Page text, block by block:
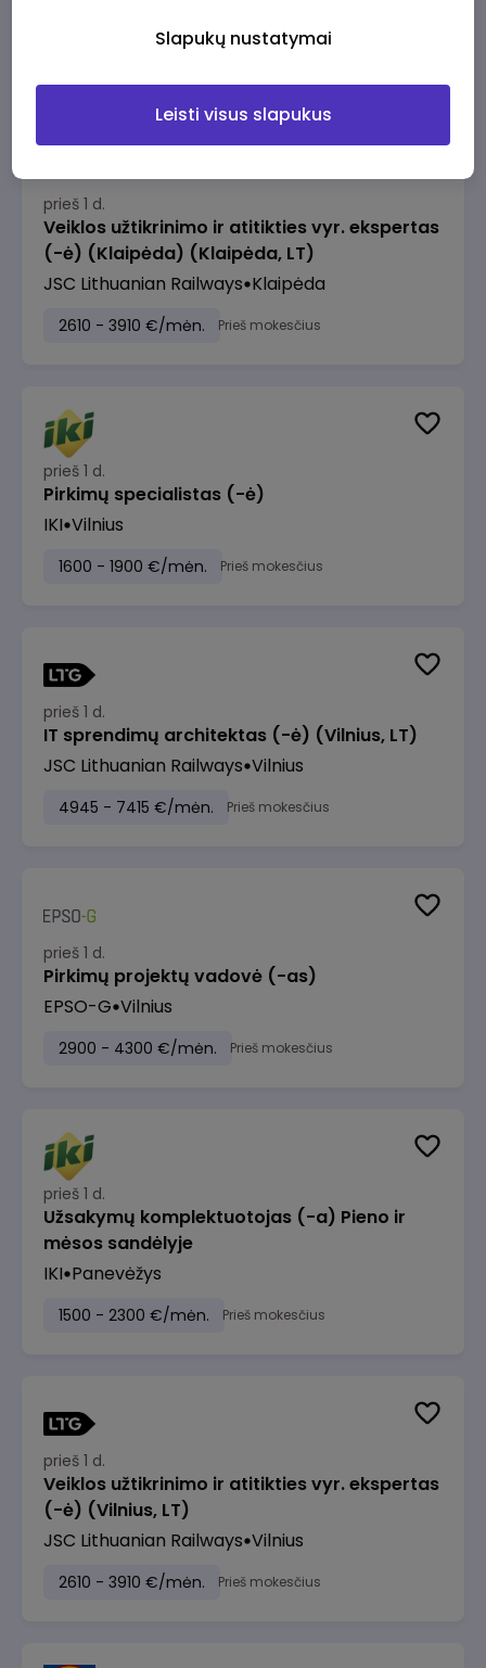
prieš 1 d.
Veiklos užtikrinimo ir atitikties vyr. ekspertas
(-ė) (Klaipėda) (Klaipėda, LT)
JSC Lithuanian Railways Klaipėda
2610 - 3910 €/mėn. Prieš mokesčius
prieš 1 d.
Pirkimų specialistas (-ė)
IKI Vilnius
1600 - 1900 €/mėn. Prieš mokesčius
prieš 1 d.
IT sprendimų architektas (-ė) (Vilnius, LT)
JSC Lithuanian Railways Vilnius
4945 - 7415 €/mėn. Prieš mokesčius
prieš 1 d.
Pirkimų projektų vadovė (-as)
EPSO-G Vilnius
2900 - 4300 €/mėn. Prieš mokesčius
prieš 1 d.
Užsakymų komplektuotojas (-a) Pieno ir
mėsos sandėlyje
IKI Panevėžys
1500 - 2300 €/mėn. Prieš mokesčius
prieš 1 d.
Veiklos užtikrinimo ir atitikties vyr. ekspertas
(-ė) (Vilnius, LT)
JSC Lithuanian Railways Vilnius
2610 - 3910 €/mėn. Prieš mokesčius
Slapukų nustatymai
Leisti visus slapukus